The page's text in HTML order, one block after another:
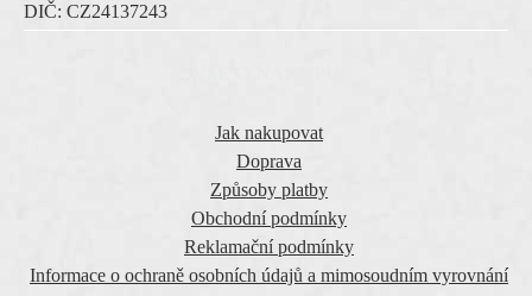
DIČ: CZ24137243
Jak nakupovat
Doprava
Způsoby platby
Obchodní podmínky
Reklamační podmínky
Informace o ochraně osobních údajů a mimosoudním vyrovnání